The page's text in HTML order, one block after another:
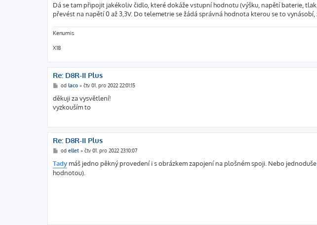
Dá se tam připojit jakékoliv čidlo, které dokáže vstupní hodnotu (výšku, napětí baterie,
převést na napětí 0 až 3,3V. Do telemetrie se žádá správná hodnota kterou se to
Kenumis
X18
Re: D8R-II Plus
P
í
s
p
e
k
od laco» čtv 01. pro 2022 22:01:15
děkuji za vysvětlení!
vyzkouším to
Re: D8R-II Plus
P
í
s
p
od ellet» čtv 01. pro 2022 23:10:07
Tady máš jedno pěkný provedení i s obrázkem zapojení na plošném spoji. Nebo jednoduše
hodnotou).